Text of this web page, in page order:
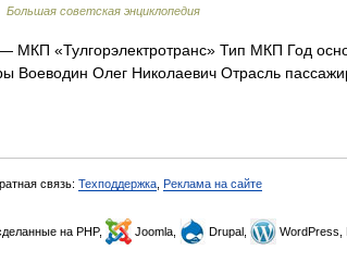
Большая советская энциклопедия
МКП «Тулгорэлектротранс» Тип МКП Год
Воеводин Олег Николаевич Отрасль
связь: Техподдержка Реклама на сайте
сделанные на PHP, Joomla, Drupal, WordPress,